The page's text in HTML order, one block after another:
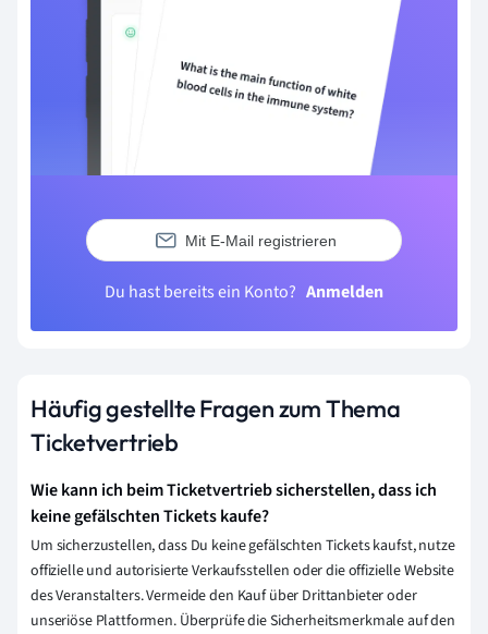
Mit E-Mail registrieren
Du hast bereits ein Konto? Anmelden
Häufig gestellte Fragen zum Thema
Ticketvertrieb
Wie kann ich beim Ticketvertrieb sicherstellen, dass ich
keine gefälschten Tickets kaufe?
Um sicherzustellen, dass Du keine gefälschten Tickets kaufst, nutze
offizielle und autorisierte Verkaufsstellen oder die offizielle Website
des Veranstalters. Vermeide den Kauf über Drittanbieter oder
unseriöse Plattformen. Überprüfe die Sicherheitsmerkmale auf den